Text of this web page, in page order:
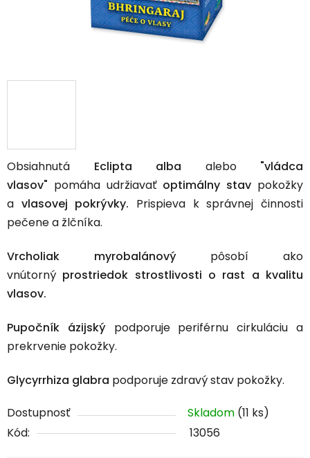
Obsiahnutá Eclipta alba ​ alebo
"vládca
vlasov" pomáha udržiavať optimálny stav pokožky
a vlasovej pokrývky. Prispieva k správnej činnosti
pečene a žlčníka.
Vrcholiak myrobalánový​pôsobí ako
vnútorný prostriedok strostlivosti o rast a kvalitu
vlasov.
Pupočník ázijský​ podporuje periférnu cirkuláciu a
prekrvenie pokožky.
Glycyrrhiza glabra podporuje zdravý stav pokožky.
Dostupnosť Skladom (11 ks)
Kód:
13056